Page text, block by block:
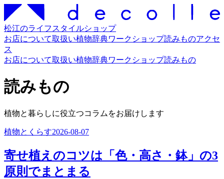
松江のライフスタイルショップ
お店について取扱い植物辞典ワークショップ読みものアクセ
ス
お店について取扱い植物辞典ワークショップ読みもの
読みもの
植物と暮らしに役立つコラムをお届けします
植物とくらす2026-08-07
寄せ植えのコツは「色・高さ・鉢」の3
原則でまとまる